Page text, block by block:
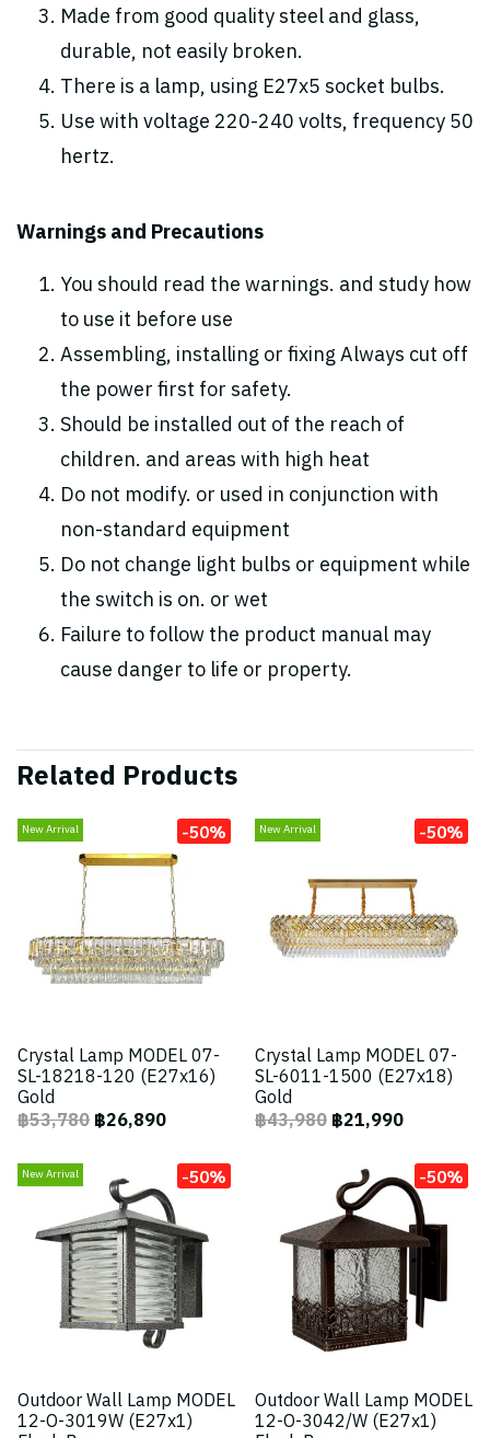
Made from good quality steel and glass,
durable, not easily broken.
There is a lamp, using E27x5 socket bulbs.
Use with voltage 220-240 volts, frequency 50
hertz.
Warnings and Precautions
You should read the warnings. and study how
to use it before use
Assembling, installing or fixing Always cut off
the power first for safety.
Should be installed out of the reach of
children. and areas with high heat
Do not modify. or used in conjunction with
non-standard equipment
Do not change light bulbs or equipment while
the switch is on. or wet
Failure to follow the product manual may
cause danger to life or property.
Related Products
New Arrival -50%
Crystal Lamp MODEL 07-
SL-18218-120 (E27x16)
Gold
฿53,780฿26,890
New Arrival -50%
Crystal Lamp MODEL 07-
SL-6011-1500 (E27x18)
Gold
฿43,980฿21,990
New Arrival -50%
Outdoor Wall Lamp MODEL
12-O-3019W (E27x1)
-50%
Outdoor Wall Lamp MODEL
12-O-3042/W (E27x1)